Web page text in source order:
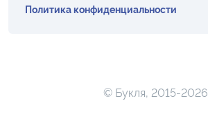
Политика конфиденциальности
© Букля, 2015-2026